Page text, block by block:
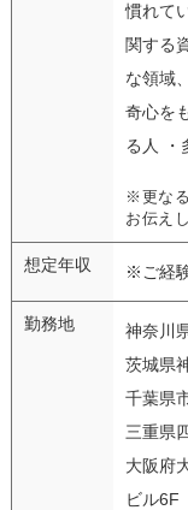
慣れて
関する
な領域
奇心を
る人 ・
※更な
お伝え
想定年収 ※ご経
勤務地
神奈川
茨城県
千葉県
三重県
大阪府
ビル6F